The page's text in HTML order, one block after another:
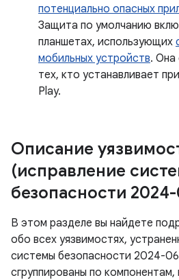
потенциально опасных
Защита по умолчанию
планшетах, использующих
мобильных устройств. Она
тех, кто устанавливает
Play.
Описание
(исправление
безопасности
В этом разделе вы найдете
обо всех уязвимостях,
системы безопасности 2024-
сгруппированы по